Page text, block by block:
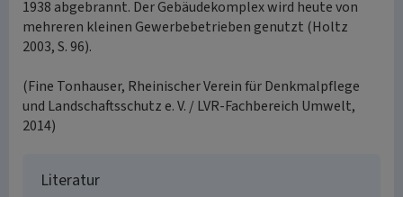
1938 abgebrannt. Der Gebäudekomplex wird heute von
mehreren kleinen Gewerbebetrieben genutzt (Holtz
2003, S. 96).
(Fine Tonhauser, Rheinischer Verein für Denkmalpflege
und Landschaftsschutz e. V. / LVR-Fachbereich Umwelt,
2014)
Literatur